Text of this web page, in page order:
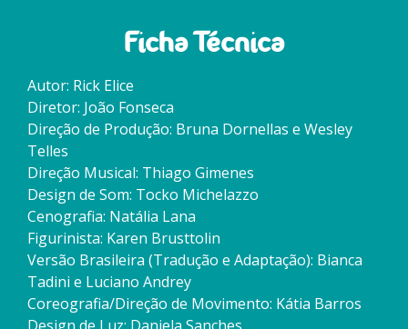
Ficha Técnica
Autor: Rick Elice
Diretor: João Fonseca
Direção de Produção: Bruna Dornellas e Wesley
Telles
Direção Musical: Thiago Gimenes
Design de Som: Tocko Michelazzo
Cenografia: Natália Lana
Figurinista: Karen Brusttolin
Versão Brasileira (Tradução e Adaptação): Bianca
Tadini e Luciano Andrey
Coreografia/Direção de Movimento: Kátia Barros